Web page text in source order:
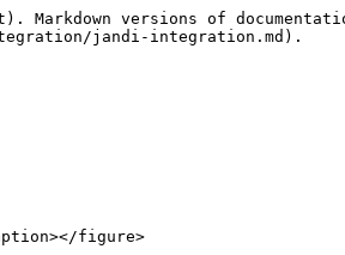
versions of
jandi-integration.md).
figure>